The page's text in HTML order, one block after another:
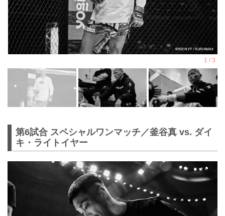
第6試合 スペシャルワンマッチ／釜谷真 vs. ダイ
キ・ライトイヤー